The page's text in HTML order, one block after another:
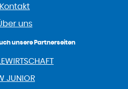
Kontakt
uns
unsere Partnerseiten
JUNIOR